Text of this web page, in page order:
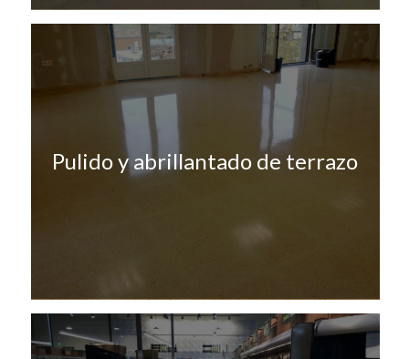
Pulido y abrillantado de terrazo